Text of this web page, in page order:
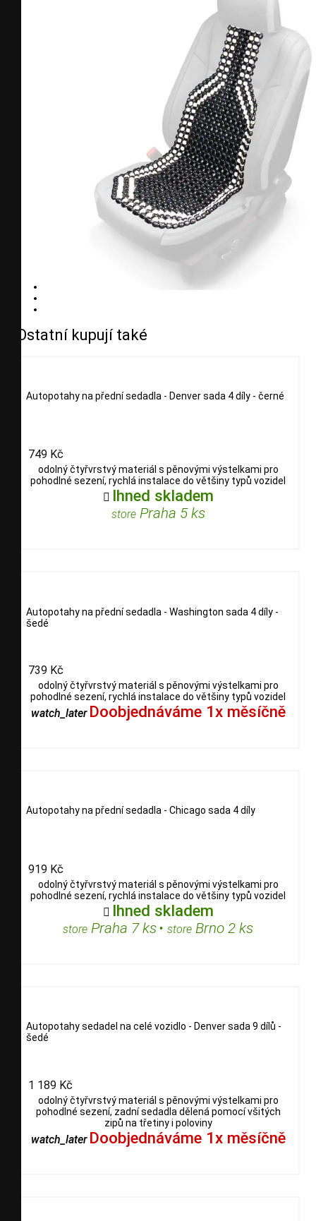
Ostatní kupují také
Autopotahy na přední sedadla - Denver sada 4 díly - černé
749 Kč
odolný čtyřvrstvý materiál s pěnovými výstelkami pro
pohodlné sezení, rychlá instalace do většiny typů vozidel
 Ihned skladem
storePraha 5 ks
Autopotahy na přední sedadla - Washington sada 4 díly -
šedé
739 Kč
odolný čtyřvrstvý materiál s pěnovými výstelkami pro
pohodlné sezení, rychlá instalace do většiny typů vozidel
watch_later Doobjednáváme 1x měsíčně
Autopotahy na přední sedadla - Chicago sada 4 díly
919 Kč
odolný čtyřvrstvý materiál s pěnovými výstelkami pro
pohodlné sezení, rychlá instalace do většiny typů vozidel
 Ihned skladem
store Praha 7 ks• store Brno 2 ks
Autopotahy sedadel na celé vozidlo - Denver sada 9 dílů -
šedé
1 189 Kč
odolný čtyřvrstvý materiál s pěnovými výstelkami pro
pohodlné sezení, zadní sedadla dělená pomocí všitých
zipů na třetiny i poloviny
watch_later Doobjednáváme 1x měsíčně